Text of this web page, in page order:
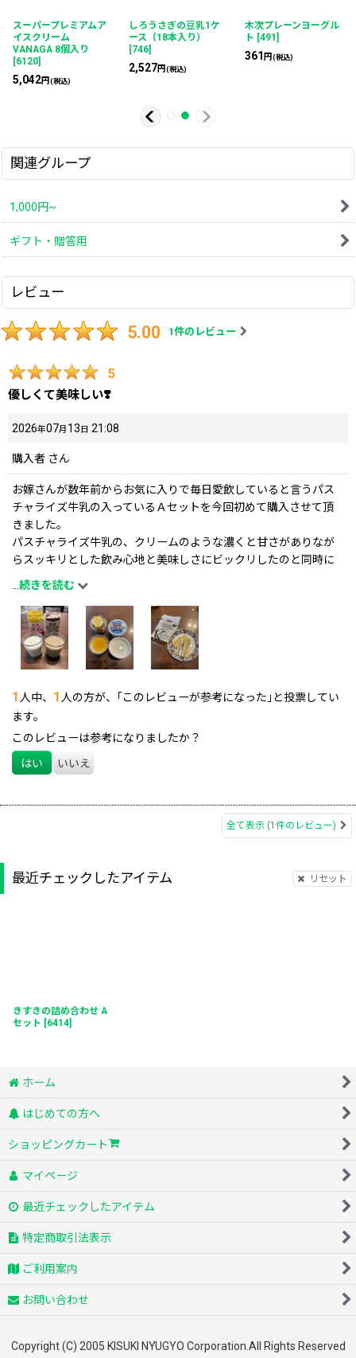
スーパープレミアムア
イスクリーム
VANAGA 8個入り
[6120]
5,042円(税込)
しろうさぎの豆乳1ケ
ース（18本入り）
[746]
2,527円(税込)
木次プレーンヨーグル
ト [491]
361 円(税込)
関連グループ
1,000円~
ギフト・贈答用
レビュー
5.00 1件のレビュー
5
優しくて美味しい❣️
2026年07月 13日 21:08
購入者 さん
お嫁さんが数年前からお気に入りで毎日愛飲していると言うパス
チャライズ牛乳の入っているＡセットを今回初めて購入させて頂
きました。
パスチャライズ牛乳の、クリームのような濃くと甘さがありなが
らスッキリとした飲み心地と美味しさにビックリしたのと同時に
嬉しい気持ちになりました。
そしてセットになっていました、ミルクコーヒー、チーズ、プリ
ン、ヨーグルト、バター、それぞれが生乳の風味の良さが引き出
されていて、濃くがありながら主張しすぎず優しい味わいで、どれ
も体にも気持ちにも嬉しい商品ばかりでした。
お嫁さんと同じく、私も木次乳業さんのファンになってしまいま
またぜひ購入させて頂きたいです!
続きを読む
1 人中、 1 人の方が、｢このレビューが参考になった｣と投票してい
ます。
このレビューは参考になりましたか？
はい
いいえ
全て表示 (1件のレビュー)
最近チェックしたアイテム リセット
きすきの詰め合わせ A
セット [6414]
ホーム
はじめての方へ
ショッピングカート
マイページ
最近チェックしたアイテム
特定商取引法表示
ご利用案内
お問い合わせ
Copyright (C) 2005 KISUKI NYUGYO Corporation.All Rights Reserved